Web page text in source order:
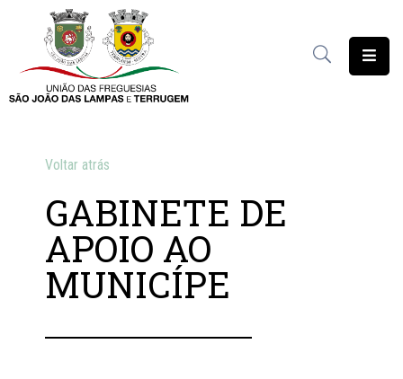
União
das
Contratação
Freguesia
Solidária
Património
Voltar atrás
GABINETE DE
APOIO AO
MUNICÍPE